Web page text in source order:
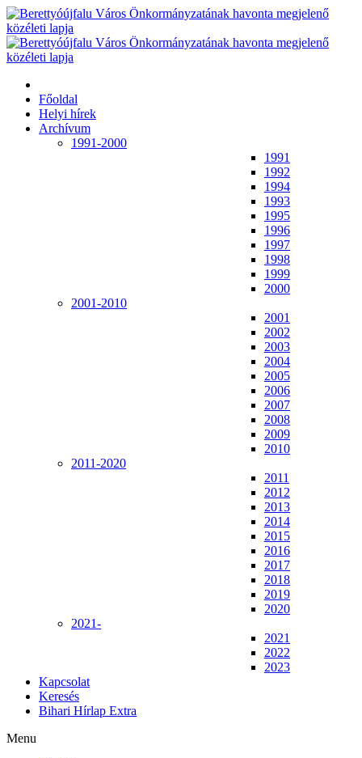
Főoldal
Helyi hírek
Archívum
1991-2000
1991
1992
1994
1993
1995
1996
1997
1998
1999
2000
2001-2010
2001
2002
2003
2004
2005
2006
2007
2008
2009
2010
2011-2020
2011
2012
2013
2014
2015
2016
2017
2018
2019
2020
2021-
2021
2022
2023
Kapcsolat
Keresés
Bihari Hírlap Extra
Menu